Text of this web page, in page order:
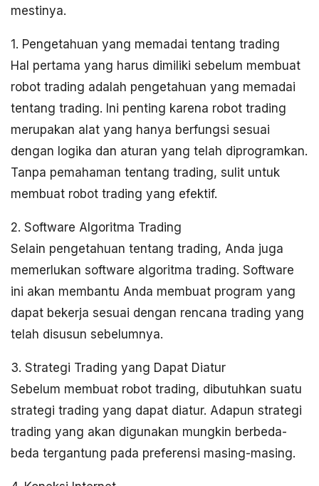
mestinya.
1. Pengetahuan yang memadai tentang trading
Hal pertama yang harus dimiliki sebelum membuat
robot trading adalah pengetahuan yang memadai
tentang trading. Ini penting karena robot trading
merupakan alat yang hanya berfungsi sesuai
dengan logika dan aturan yang telah diprogramkan.
Tanpa pemahaman tentang trading, sulit untuk
membuat robot trading yang efektif.
2. Software Algoritma Trading
Selain pengetahuan tentang trading, Anda juga
memerlukan software algoritma trading. Software
ini akan membantu Anda membuat program yang
dapat bekerja sesuai dengan rencana trading yang
telah disusun sebelumnya.
3. Strategi Trading yang Dapat Diatur
Sebelum membuat robot trading, dibutuhkan suatu
strategi trading yang dapat diatur. Adapun strategi
trading yang akan digunakan mungkin berbeda-
beda tergantung pada preferensi masing-masing.